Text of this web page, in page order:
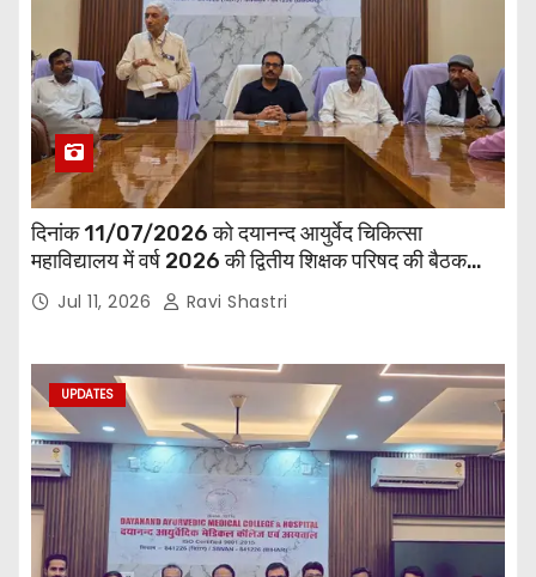
दिनांक 11/07/2026 को दयानन्द आयुर्वेद चिकित्सा
महाविद्यालय में वर्ष 2026 की द्वितीय शिक्षक परिषद की बैठक
प्राचार्य की अध्यक्षता में हुई। बैठक मे महाविद्यालय सभी
विभागाध्यक्ष एवं शिक्षक सम्मिलित हुए।
Jul 11, 2026 Ravi Shastri
UPDATES